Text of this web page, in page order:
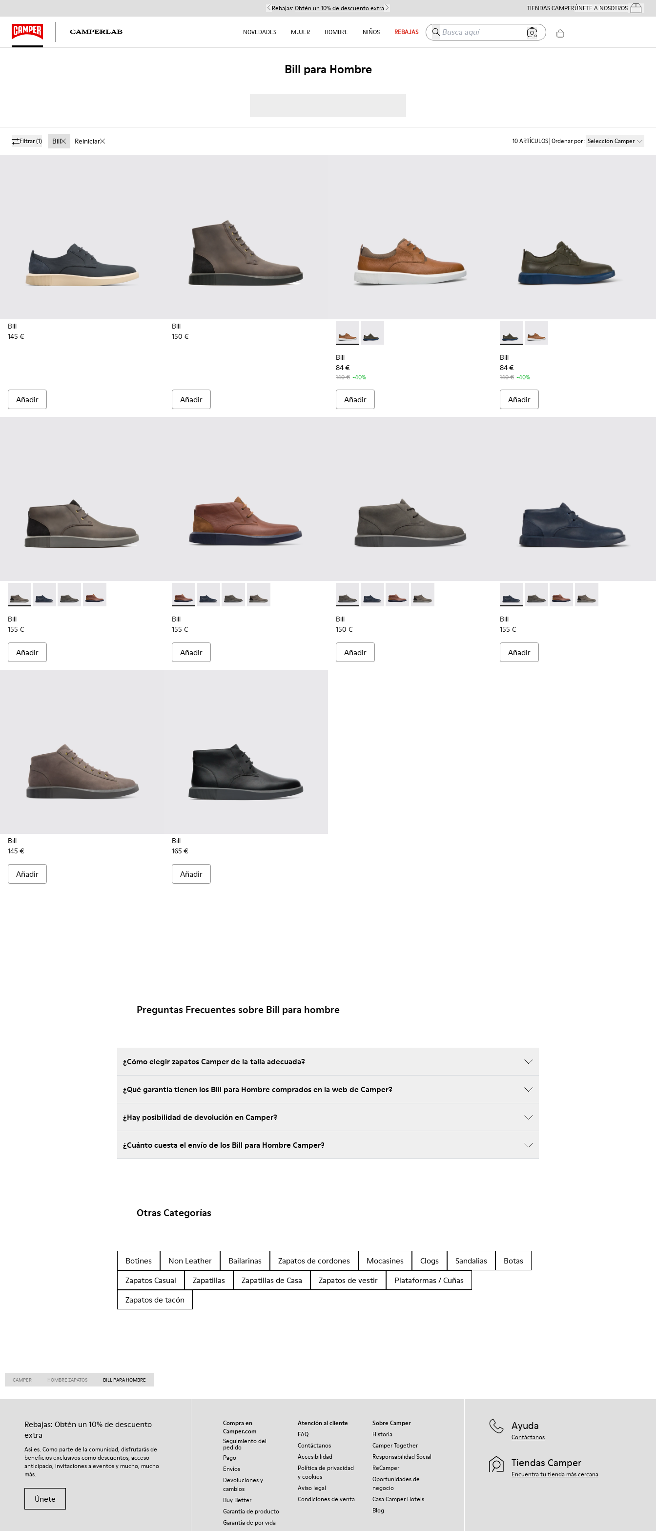
Rebajas: Obtén un 10% de descuento extra TIENDAS CAMPERÚNETE A NOSOTROSTus
NOVEDADES MUJER HOMBRE NIÑOS REBAJAS Busca aquí
Bill para Hombre
Filtrar(1) Bill Reiniciar 10ARTÍCULOS Ordenar por: Selección Camper
Bill
145 €
Añadir
Bill
150 €
Añadir
Bill - K100655-010 - Zapato en color marrón claro para hombre
Bill - K100655-015 - Zapatos de piel con cordones en color gris
Bill
84 €
140 € -40%
Añadir
Bill - K100655-015 - Zapatos de piel con
Bill - K100655-010 - Zapato en color
Bill
84 €
140 € -40%
Añadir
Bill - K300235-002 - Grey
Bill - K300235-019 - Botín de cordones azul para hombre
Bill - K300235-017 - Botín de cordones gris oscuro para hombre
Bill - K300235-008 - Brown
Bill
155 €
Añadir
Bill - K300235-008 - Brown
Bill - K300235-019 - Botín de cordones azul para hombre
Bill - K300235-017 - Botín de cordones gris oscuro para hombre
Bill - K300235-002 - Grey
Bill
155 €
Añadir
Bill - K300235-017 - Botín de cordones gris oscuro para hombre
Bill - K300235-019 - Botín de cordones azul para hombre
Bill - K300235-008 - Brown
Bill - K300235-002 - Grey
Bill
150 €
Añadir
Bill - K300235-019 - Botín de cordones azul
Bill - K300235-017 - Botín de
Bill - K300235-008 - Brown
Bill - K300235-002 -
Bill
155 €
Añadir
Bill
145 €
Añadir
Bill
165 €
Añadir
Preguntas Frecuentes sobre Bill para hombre
¿Cómo elegir zapatos Camper de la talla adecuada?
¿Qué garantía tienen los Bill para Hombre comprados en la web de Camper?
¿Hay posibilidad de devolución en Camper?
¿Cuánto cuesta el envío de los Bill para Hombre Camper?
Otras Categorías
Botines Non Leather Bailarinas Zapatos de cordones Mocasines Clogs Sandalias
Botas
Zapatos Casual
Zapatillas Zapatillas de Casa Zapatos de vestir
Plataformas / Cuñas
Zapatos de tacón
CAMPER HOMBRE ZAPATOS BILL PARA HOMBRE
Rebajas: Obtén un 10% de descuento
extra
Así es. Como parte de la comunidad, disfrutarás de
beneficios exclusivos como descuentos, acceso
anticipado, invitaciones a eventos y mucho, mucho
más.
Únete
Compra en
Camper.com
Seguimiento del
pedido
Pago
Envíos
Devoluciones y
cambios
Buy Better
Garantía de producto
Garantía de por vida
Atención al cliente
FAQ
Contáctanos
Accesibilidad
Política de privacidad
y cookies
Aviso legal
Condiciones de venta
Sobre Camper
Historia
Camper Together
Responsabilidad Social
ReCamper
Oportunidades de
negocio
Casa Camper Hotels
Blog
Ayuda
Contáctanos
Tiendas Camper
Encuentra tu tienda más cercana